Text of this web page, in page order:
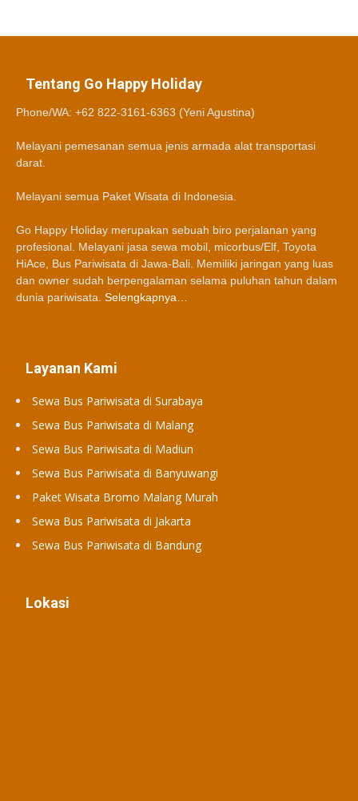
Tentang Go Happy Holiday
Phone/WA: +62 822-3161-6363 (Yeni Agustina)
Melayani pemesanan semua jenis armada alat transportasi
darat.
Melayani semua Paket Wisata di Indonesia.
Go Happy Holiday merupakan sebuah biro perjalanan yang
profesional. Melayani jasa sewa mobil, micorbus/Elf, Toyota
HiAce, Bus Pariwisata di Jawa-Bali. Memiliki jaringan yang luas
dan owner sudah berpengalaman selama puluhan tahun dalam
dunia pariwisata. Selengkapnya…
Layanan Kami
Sewa Bus Pariwisata di Surabaya
Sewa Bus Pariwisata di Malang
Sewa Bus Pariwisata di Madiun
Sewa Bus Pariwisata di Banyuwangi
Paket Wisata Bromo Malang Murah
Sewa Bus Pariwisata di Jakarta
Sewa Bus Pariwisata di Bandung
Lokasi